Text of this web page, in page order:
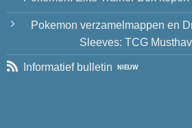
Pokemon verzamelmappen en
Sleeves: TCG
Informatief bulletin